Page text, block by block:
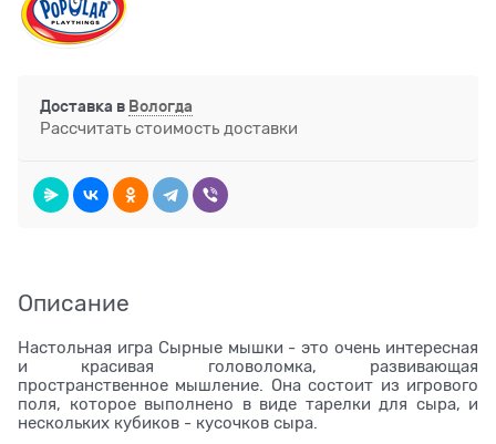
Доставка в Вологда
Рассчитать стоимость доставки
Описание
Настольная игра Сырные мышки - это очень интересная
и красивая головоломка, развивающая
пространственное мышление. Она состоит из игрового
поля, которое выполнено в виде тарелки для сыра, и
нескольких кубиков - кусочков сыра.